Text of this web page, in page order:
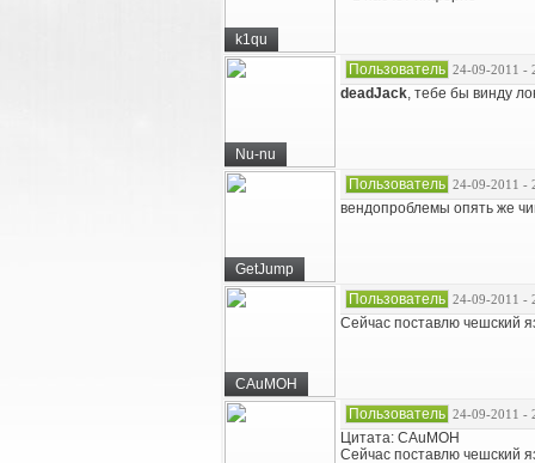
k1qu
Nu-nu
Пользователь 24-09-2011 -
deadJack, тебе бы винду
GetJump
Пользователь 24-09-2011 -
вендопроблемы опять же
CAuMOH
Пользователь 24-09-2011 -
Сейчас поставлю чешский
Пользователь 24-09-2011 -
Цитата: CAuMOH
Сейчас поставлю чешский